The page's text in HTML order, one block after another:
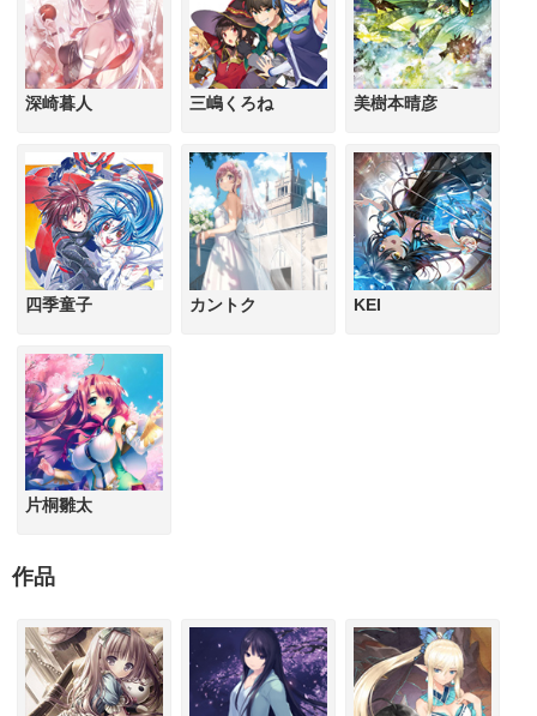
深崎暮人 三嶋くろね 美樹本晴彦
四季童子 カントク KEI
片桐雛太
作品